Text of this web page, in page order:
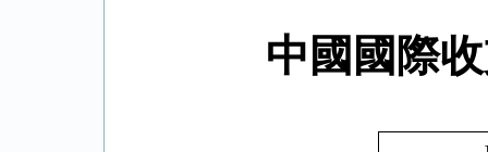
中國國際